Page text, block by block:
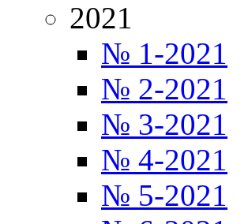
2021
№ 1-2021
№ 2-2021
№ 3-2021
№ 4-2021
№ 5-2021